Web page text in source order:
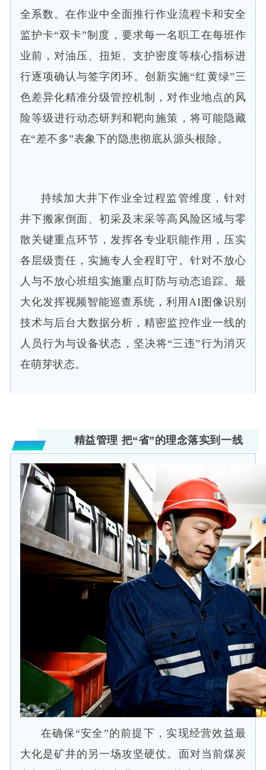
全系数。在作业中全面推行作业流程卡和安全
监护卡“双卡”制度，要求每一名职工在每班作
业前，对油压、扭矩、支护密度等核心指标进
行逐项确认与签字闭环。创新实施“红黄绿”三
色差异化精准分级管控机制，对作业地点的风
险等级进行动态研判和靶向施策，将可能隐藏
在“差不多”表象下的隐患彻底从源头根除。
持续加大井下作业全过程监管维度，针对
井下搬家倒面、初采及末采等高风险区域与零
散关键重点环节，发挥各专业职能作用，压实
各层级责任，实施专人全程盯守。针对不放心
人与不放心班组实施重点盯防与动态追踪。最
大化发挥视频智能巡查系统，利用 AI图像识别
技术与后台大数据分析，精密监控作业一线的
人员行为与设备状态，坚决将“三违”行为消灭
在萌芽状态。
精益管理 把“省”的理念落实到一线
在确保“安全”的前提下，实现经营效益最
大化是矿井的另一场攻坚硬仗。面对当前煤炭